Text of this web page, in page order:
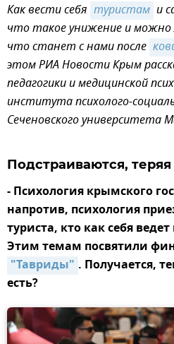
Как вести себя туристам и
что такое унижение и можно
что станет с нами после
этом РИА Новости Крым
педагогики и медицинской
института психолого-
Сеченовского университета
Подстраиваются, теряя
- Психология крымского
напротив, психология
туриста, кто как себя
Этим темам посвятили
"Тавриды" . Получается,
есть?